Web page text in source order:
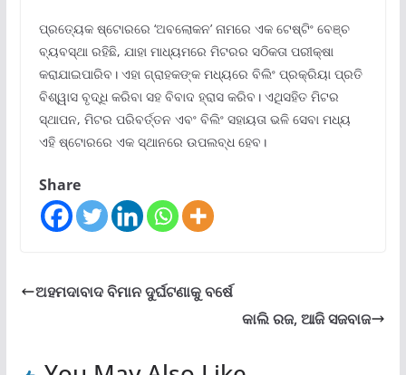
ପ୍ରତ୍ୟେକ ଷ୍ଟୋରରେ ‘ଅବଲୋକନ’ ନାମରେ ଏକ ଟେଷ୍ଟିଂ ବେଞ୍ଚ
ବ୍ୟବସ୍ଥା ରହିଛି, ଯାହା ମାଧ୍ୟମରେ ମିଟରର ସଠିକତା ପରୀକ୍ଷା
କରାଯାଇପାରିବ। ଏହା ଗ୍ରାହକଙ୍କ ମଧ୍ୟରେ ବିଲିଂ ପ୍ରକ୍ରିୟା ପ୍ରତି
ବିଶ୍ୱାସ ବୃଦ୍ଧି କରିବା ସହ ବିବାଦ ହ୍ରାସ କରିବ। ଏଥିସହିତ ମିଟର
ସ୍ଥାପନ, ମିଟର ପରିବର୍ତ୍ତନ ଏବଂ ବିଲିଂ ସହାୟତା ଭଳି ସେବା ମଧ୍ୟ
ଏହି ଷ୍ଟୋରରେ ଏକ ସ୍ଥାନରେ ଉପଲବ୍ଧ ହେବ।
Share
ଅହମଦାବାଦ ବିମାନ ଦୁର୍ଘଟଣାକୁ ବର୍ଷେ
କାଲି ରଜ, ଆଜି ସଜବାଜ